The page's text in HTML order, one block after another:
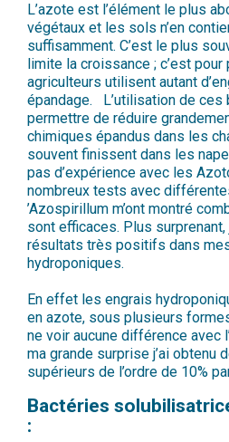
L’azote est l’élément le plus
végétaux et les sols n’en
suffisamment. C’est le plus
limite la croissance ; c’est
agriculteurs utilisent autant
épandage. L’utilisation de ces
permettre de réduire
chimiques épandus dans les
souvent finissent dans les
pas d’expérience avec les
nombreux tests avec
’Azospirillum m’ont montré
sont efficaces. Plus surprenant,
résultats très positifs dans
hydroponiques.
En effet les engrais
en azote, sous plusieurs
ne voir aucune différence avec
ma grande surprise j’ai obtenu
supérieurs de l’ordre de 10%
Bactéries
: